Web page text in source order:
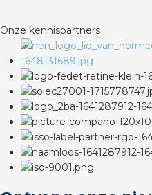
Onze kennispartners